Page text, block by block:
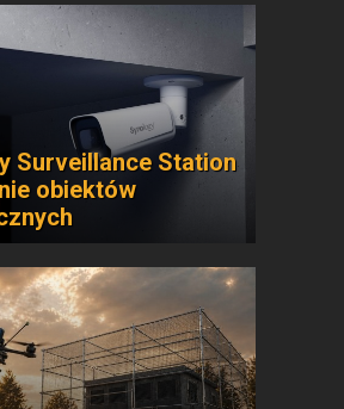
Surveillance Station
obiektów